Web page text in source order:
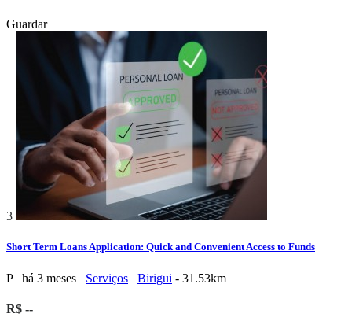
Guardar
3
Short Term Loans Application: Quick and Convenient Access to Funds
P há 3 meses Serviços Birigui - 31.53km
R$ --